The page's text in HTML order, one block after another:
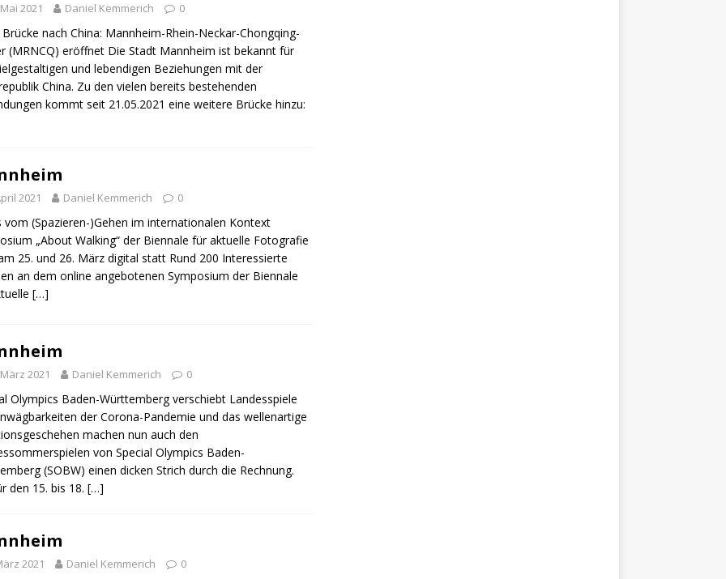
2021 Daniel Kemmerich 0
nach China: Mannheim-Rhein-Neckar-Chongqing-
(MRNCQ) eröffnet Die Stadt Mannheim ist bekannt für
und lebendigen Beziehungen mit der
China. Zu den vielen bereits bestehenden
kommt seit 21.05.2021 eine weitere Brücke hinzu:
2021 Daniel Kemmerich 0
vom (Spazieren-)Gehen im internationalen Kontext
„About Walking“ der Biennale für aktuelle Fotografie
25. und 26. März digital statt Rund 200 Interessierte
an dem online angebotenen Symposium der Biennale
[…]
2021 Daniel Kemmerich 0
Olympics Baden-Württemberg verschiebt Landesspiele
der Corona-Pandemie und das wellenartige
machen nun auch den
von Special Olympics Baden-
(SOBW) einen dicken Strich durch die Rechnung.
den 15. bis 18. […]
2021 Daniel Kemmerich 0